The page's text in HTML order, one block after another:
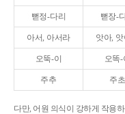
뻗정-다리 뻗장-
아서, 아서라 앗아,
오뚝-이 오똑-
주추 주초
다만, 어원 의식이 강하게 작용